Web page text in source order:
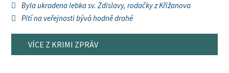
Byla ukradena lebka sv. Zdislavy, rodačky z Křižanova
Pití na veřejnosti bývá hodně drahé
VÍCE Z KRIMI ZPRÁV